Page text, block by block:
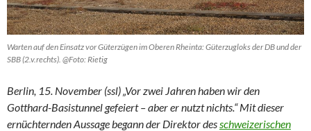
Warten auf den Einsatz vor Güterzügen im Oberen Rheinta: Güterzugloks der DB und der
SBB (2.v.rechts). @Foto: Rietig
Berlin, 15. November (ssl) „Vor zwei Jahren haben wir den
Gotthard-Basistunnel gefeiert – aber er nutzt nichts.“ Mit dieser
ernüchternden Aussage begann der Direktor des schweizerischen